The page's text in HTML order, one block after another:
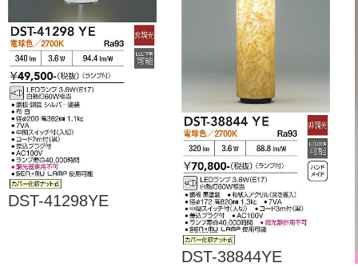
DST-41298YE
DST-38844YE